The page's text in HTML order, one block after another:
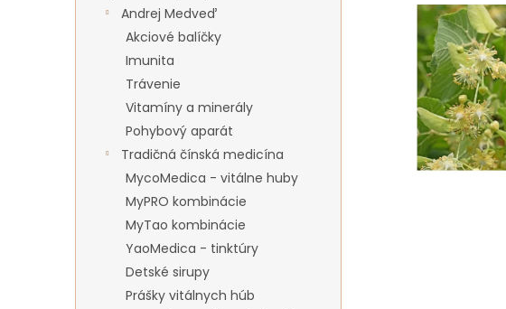
Andrej Medveď
Akciové balíčky
Imunita
Trávenie
Vitamíny a minerály
Pohybový aparát
Tradičná čínská medicína
MycoMedica - vitálne huby
MyPRO kombinácie
MyTao kombinácie
YaoMedica - tinktúry
Detské sirupy
Prášky vitálnych húb
hviezdičiek.